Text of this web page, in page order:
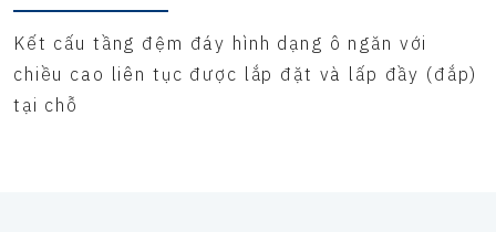
Kết cấu tầng đệm đáy hình dạng ô ngăn với
chiều cao liên tục được lắp đặt và lấp đầy (đắp)
tại chỗ